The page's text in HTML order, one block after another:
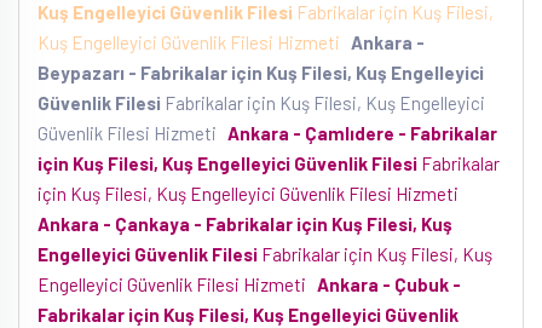
Kuş Engelleyici Güvenlik Filesi Fabrikalar için Kuş Filesi,
Kuş Engelleyici Güvenlik Filesi Hizmeti Ankara -
Beypazarı - Fabrikalar için Kuş Filesi, Kuş Engelleyici
Güvenlik Filesi Fabrikalar için Kuş Filesi, Kuş Engelleyici
Güvenlik Filesi Hizmeti Ankara - Çamlıdere - Fabrikalar
için Kuş Filesi, Kuş Engelleyici Güvenlik Filesi Fabrikalar
için Kuş Filesi, Kuş Engelleyici Güvenlik Filesi Hizmeti
Ankara - Çankaya - Fabrikalar için Kuş Filesi, Kuş
Engelleyici Güvenlik Filesi Fabrikalar için Kuş Filesi, Kuş
Engelleyici Güvenlik Filesi Hizmeti Ankara - Çubuk -
Fabrikalar için Kuş Filesi, Kuş Engelleyici Güvenlik